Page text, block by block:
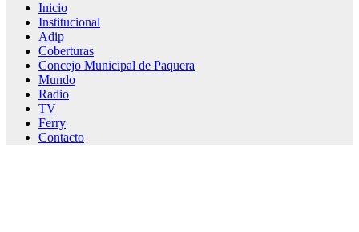
Inicio
Institucional
Adip
Coberturas
Concejo Municipal de Paquera
Mundo
Radio
TV
Ferry
Contacto